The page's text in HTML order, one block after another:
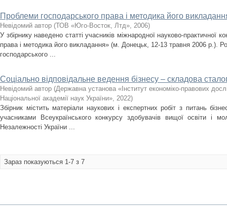
Проблеми господарського права і методика його
Невідомий автор (ТОВ «Юго-Восток, Лтд», 2006)
У збірнику наведено статті учасників міжнародної науково-практичної
права і методика його викладання» (м. Донецьк, 12-13 травня 2006 р.).
господарського ...
Соціально відповідальне ведення бізнесу – складова
Невідомий автор (Державна установа «Інститут економіко-правових
Національної академії наук України», 2022)
Збірник містить матеріали наукових і експертних робіт з питань
учасниками Всеукраїнського конкурсу здобувачів вищої освіти і
Незалежності України ...
Зараз показуються 1-7 з 7